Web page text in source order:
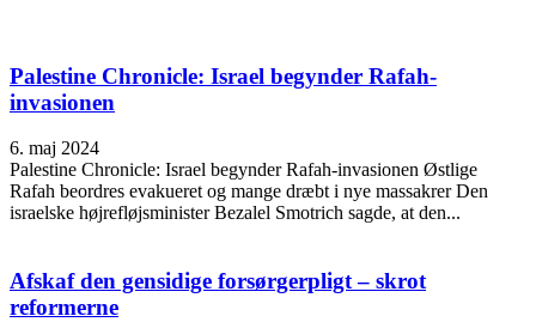
Palestine Chronicle: Israel begynder Rafah-
invasionen
6. maj 2024
Palestine Chronicle: Israel begynder Rafah-invasionen Østlige
Rafah beordres evakueret og mange dræbt i nye massakrer Den
israelske højrefløjsminister Bezalel Smotrich sagde, at den...
Afskaf den gensidige forsørgerpligt – skrot
reformerne